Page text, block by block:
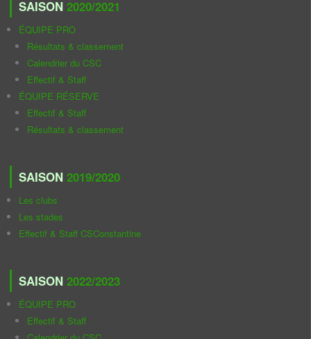
SAISON 2020/2021
ÉQUIPE PRO
Résultats & classement
Calendrier du CSC
Effectif & Staff
ÉQUIPE RÉSERVE
Effectif & Staff
Résultats & classement
SAISON 2019/2020
Les clubs
Les stades
Effectif & Staff CSConstantine
SAISON 2022/2023
ÉQUIPE PRO
Effectif & Staff